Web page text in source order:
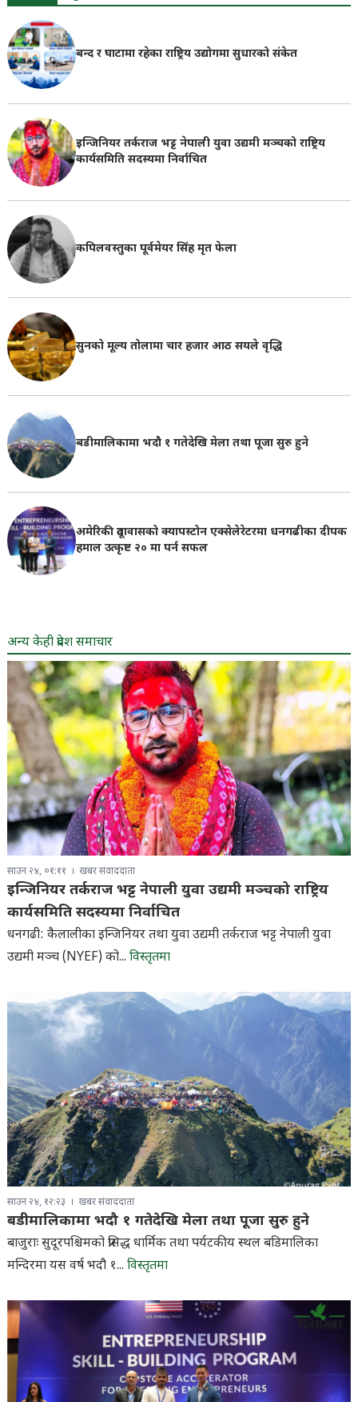
बन्द र घाटामा रहेका राष्ट्रिय उद्योगमा सुधारको संकेत
इन्जिनियर तर्कराज भट्ट नेपाली युवा उद्यमी मञ्चको राष्ट्रिय
कार्यसमिति सदस्यमा निर्वाचित
कपिलवस्तुका पूर्वमेयर सिंह मृत फेला
सुनको मूल्य तोलामा चार हजार आठ सयले वृद्धि
बडीमालिकामा भदौ १ गतेदेखि मेला तथा पूजा सुरु हुने
अमेरिकी दूतावासको क्यापस्टोन एक्सेलेरेटरमा धनगढीका दीपक
हमाल उत्कृष्ट २० मा पर्न सफल
अन्य केही प्रदेश समाचार
साउन २४, ०१:११ खबर संवाददाता
इन्जिनियर तर्कराज भट्ट नेपाली युवा उद्यमी मञ्चको राष्ट्रिय
कार्यसमिति सदस्यमा निर्वाचित
धनगढी: कैलालीका इन्जिनियर तथा युवा उद्यमी तर्कराज भट्ट नेपाली युवा
उद्यमी मञ्च (NYEF) को... विस्तृतमा
साउन २४, १२:२३ खबर संवाददाता
बडीमालिकामा भदौ १ गतेदेखि मेला तथा पूजा सुरु हुने
बाजुराः सुदूरपश्चिमको प्रसिद्ध धार्मिक तथा पर्यटकीय स्थल बडिमालिका
मन्दिरमा यस वर्ष भदौ १... विस्तृतमा